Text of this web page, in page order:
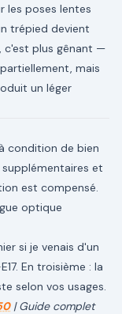
les poses lentes
trépied devient
c'est plus gênant —
mais
un léger
condition de bien
et
est compensé.
optique
si je venais d'un
En troisième : la
selon vos usages.
|Guide complet